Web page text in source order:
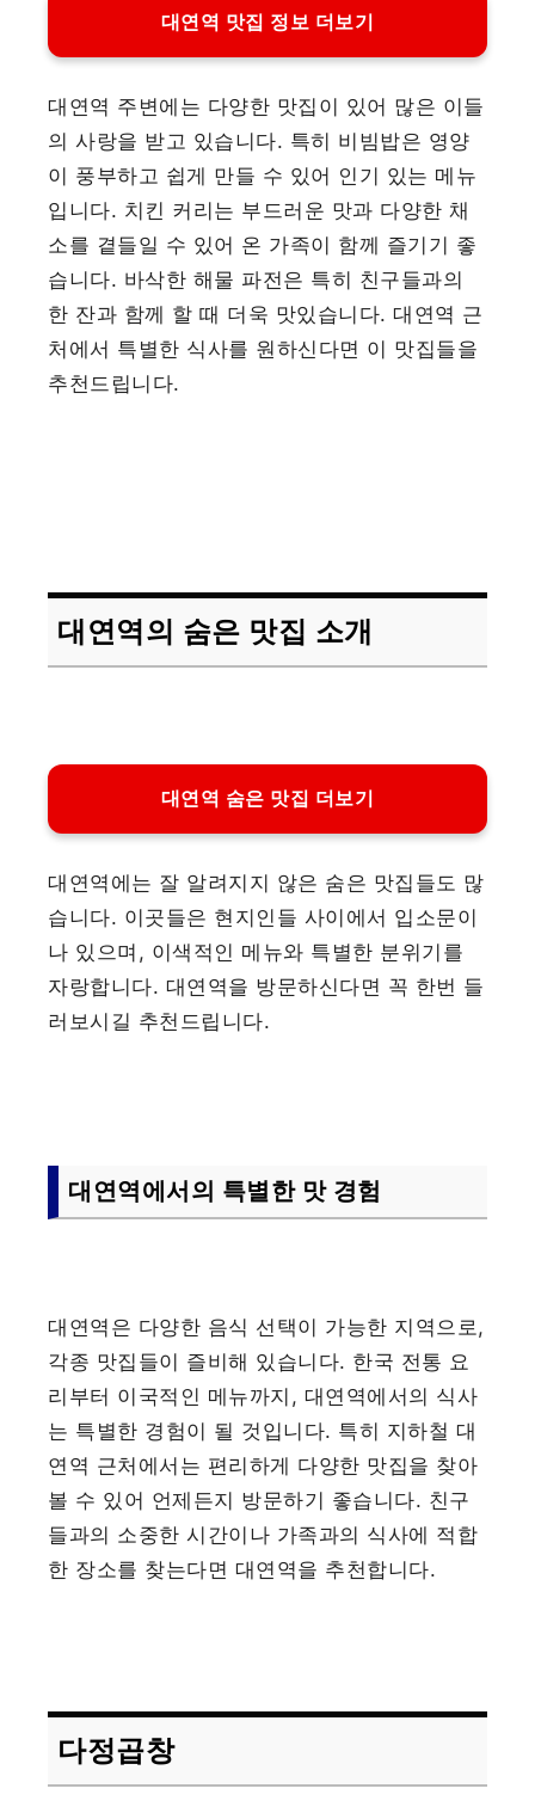
대연역 맛집 정보 더보기
대연역 주변에는 다양한 맛집이 있어 많은 이들
의 사랑을 받고 있습니다. 특히 비빔밥은 영양
이 풍부하고 쉽게 만들 수 있어 인기 있는 메뉴
입니다. 치킨 커리는 부드러운 맛과 다양한 채
소를 곁들일 수 있어 온 가족이 함께 즐기기 좋
습니다. 바삭한 해물 파전은 특히 친구들과의
한 잔과 함께 할 때 더욱 맛있습니다. 대연역 근
처에서 특별한 식사를 원하신다면 이 맛집들을
추천드립니다.
대연역의 숨은 맛집 소개
대연역 숨은 맛집 더보기
대연역에는 잘 알려지지 않은 숨은 맛집들도 많
습니다. 이곳들은 현지인들 사이에서 입소문이
나 있으며, 이색적인 메뉴와 특별한 분위기를
자랑합니다. 대연역을 방문하신다면 꼭 한번 들
러보시길 추천드립니다.
대연역에서의 특별한 맛 경험
대연역은 다양한 음식 선택이 가능한 지역으로,
각종 맛집들이 즐비해 있습니다. 한국 전통 요
리부터 이국적인 메뉴까지, 대연역에서의 식사
는 특별한 경험이 될 것입니다. 특히 지하철 대
연역 근처에서는 편리하게 다양한 맛집을 찾아
볼 수 있어 언제든지 방문하기 좋습니다. 친구
들과의 소중한 시간이나 가족과의 식사에 적합
한 장소를 찾는다면 대연역을 추천합니다.
다정곱창